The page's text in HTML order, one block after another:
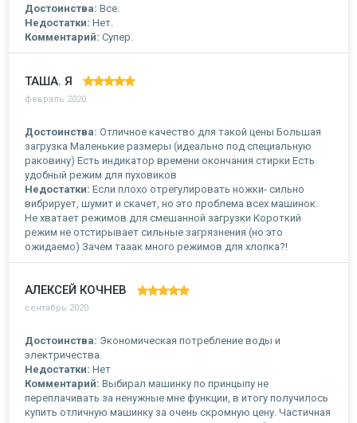
Достоинства: Все.
Недостатки: Нет.
Комментарий: Супер.
ТАША. Я
февраль 2020
Достоинства: Отличное качество для такой цены Большая
загрузка Маленькие размеры (идеально под специальную
раковину) Есть индикатор времени окончания стирки Есть
удобный режим для пуховиков
Недостатки: Если плохо отрегулировать ножки- сильно
вибрирует, шумит и скачет, но это проблема всех машинок.
Не хватает режимов для смешанной загрузки Короткий
режим не отстирывает сильные загрязнения (но это
ожидаемо) Зачем тааак много режимов для хлопка?!
АЛЕКСЕЙ КОЧНЕВ
сентябрь 2020
Достоинства: Экономическая потребление воды и
электричества.
Недостатки: Нет
Комментарий: Выбирал машинку по принцыпу не
переплачивать за ненужные мне функции, в итогу получилось
купить отличную машинку за очень скромную цену. Частичная